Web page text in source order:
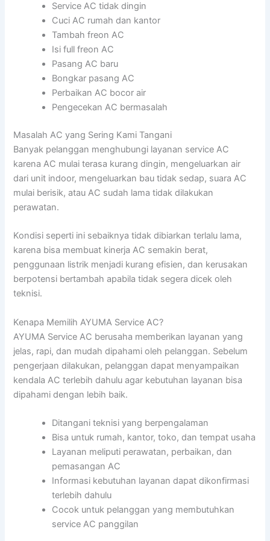
Service AC tidak dingin
Cuci AC rumah dan kantor
Tambah freon AC
Isi full freon AC
Pasang AC baru
Bongkar pasang AC
Perbaikan AC bocor air
Pengecekan AC bermasalah
Masalah AC yang Sering Kami Tangani
Banyak pelanggan menghubungi layanan service AC
karena AC mulai terasa kurang dingin, mengeluarkan air
dari unit indoor, mengeluarkan bau tidak sedap, suara AC
mulai berisik, atau AC sudah lama tidak dilakukan
perawatan.
Kondisi seperti ini sebaiknya tidak dibiarkan terlalu lama,
karena bisa membuat kinerja AC semakin berat,
penggunaan listrik menjadi kurang efisien, dan kerusakan
berpotensi bertambah apabila tidak segera dicek oleh
teknisi.
Kenapa Memilih AYUMA Service AC?
AYUMA Service AC berusaha memberikan layanan yang
jelas, rapi, dan mudah dipahami oleh pelanggan. Sebelum
pengerjaan dilakukan, pelanggan dapat menyampaikan
kendala AC terlebih dahulu agar kebutuhan layanan bisa
dipahami dengan lebih baik.
Ditangani teknisi yang berpengalaman
Bisa untuk rumah, kantor, toko, dan tempat usaha
Layanan meliputi perawatan, perbaikan, dan
pemasangan AC
Informasi kebutuhan layanan dapat dikonfirmasi
terlebih dahulu
Cocok untuk pelanggan yang membutuhkan
service AC panggilan